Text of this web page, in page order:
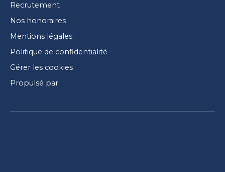
Recrutement
Nos honoraires
Mentions légales
Politique de confidentialité
Gérer les cookies
Propulsé par